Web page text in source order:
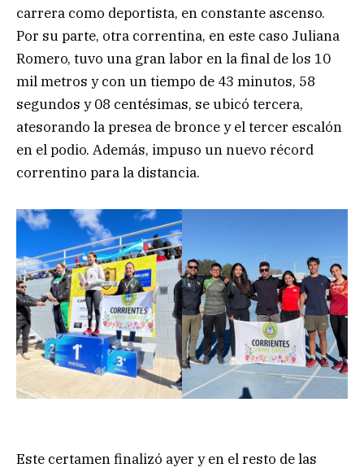
carrera como deportista, en constante ascenso.
Por su parte, otra correntina, en este caso Juliana
Romero, tuvo una gran labor en la final de los 10
mil metros y con un tiempo de 43 minutos, 58
segundos y 08 centésimas, se ubicó tercera,
atesorando la presea de bronce y el tercer escalón
en el podio. Además, impuso un nuevo récord
correntino para la distancia.
Este certamen finalizó ayer y en el resto de las